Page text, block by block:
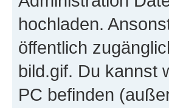
hochladen.
öffentlich
bild.gif. Du kannst
PC befinden